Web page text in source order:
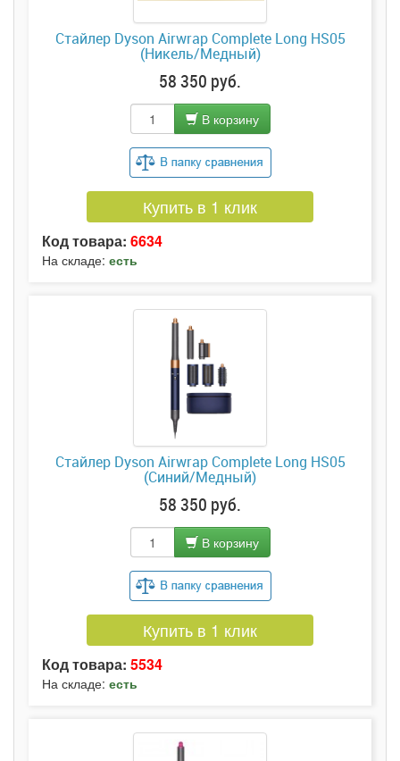
Стайлер Dyson Airwrap Complete Long HS05
(Никель/Медный)
58 350 руб.
В корзину
Купить в 1 клик
Код товара: 6634
На складе: есть
Стайлер Dyson Airwrap Complete Long HS05
(Синий/Медный)
58 350 руб.
В корзину
Купить в 1 клик
Код товара: 5534
На складе: есть